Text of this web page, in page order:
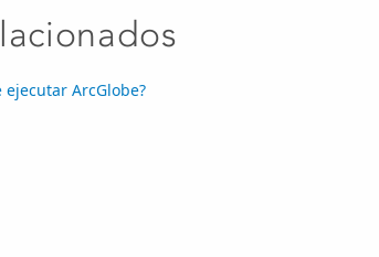
ejecutar ArcGlobe?